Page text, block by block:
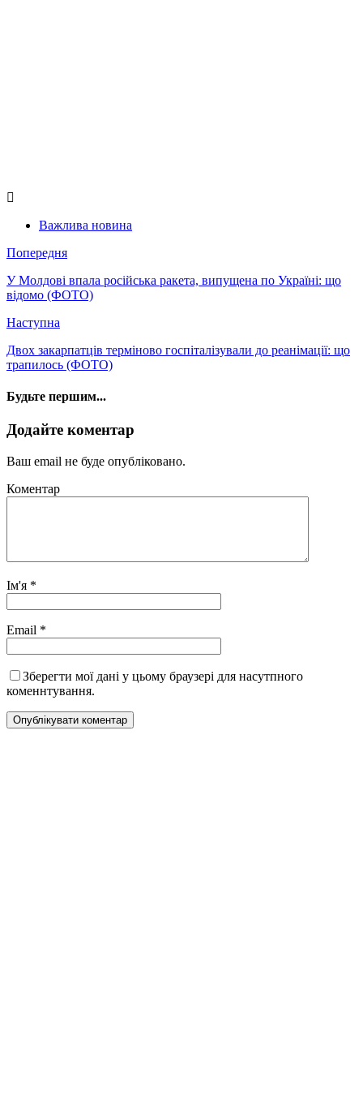
Важлива новина
Попередня
У Молдові впала російська ракета, випущена по Україні: що
відомо (ФОТО)
Наступна
Двох закарпатців терміново госпіталізували до реанімації: що
трапилось (ФОТО)
Будьте першим...
Додайте коментар
Ваш email не буде опубліковано.
Коментар
Ім'я *
Email *
Зберегти мої дані у цьому браузері для насутпного
коменнтування.